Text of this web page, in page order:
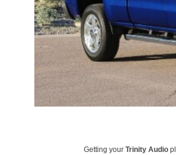
Getting yourTrinity Audio